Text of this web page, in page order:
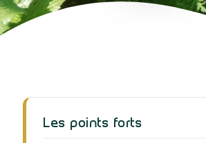
Les points forts